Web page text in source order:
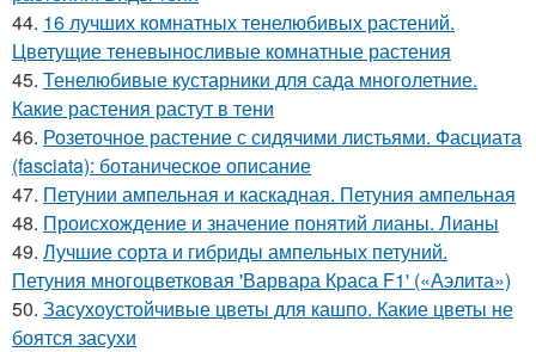
44. 16 лучших комнатных тенелюбивых растений.
Цветущие теневыносливые комнатные растения
45. Тенелюбивые кустарники для сада многолетние.
Какие растения растут в тени
46. Розеточное растение с сидячими листьями. Фасциата
(fasciata): ботаническое описание
47. Петунии ампельная и каскадная. Петуния ампельная
48. Происхождение и значение понятий лианы. Лианы
49. Лучшие сорта и гибриды ампельных петуний.
Петуния многоцветковая 'Варвара Краса F1' («Аэлита»)
50. Засухоустойчивые цветы для кашпо. Какие цветы не
боятся засухи